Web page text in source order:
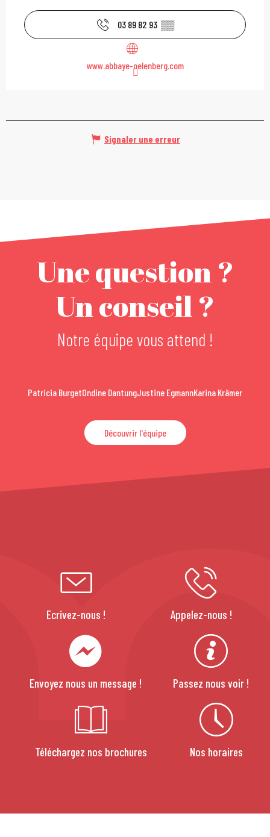
03 89 82 93 ▒▒
www.abbaye-oelenberg.com
Signaler une erreur
Une question ?
Un conseil ?
Notre équipe vous attend !
Patricia BurgetOndine DantungJustine EgmannKarina Krämer
Découvrir l'équipe
Ecrivez-nous ! Appelez-nous !
Envoyez nous un message ! Passez nous voir !
Téléchargez nos brochures Nos horaires